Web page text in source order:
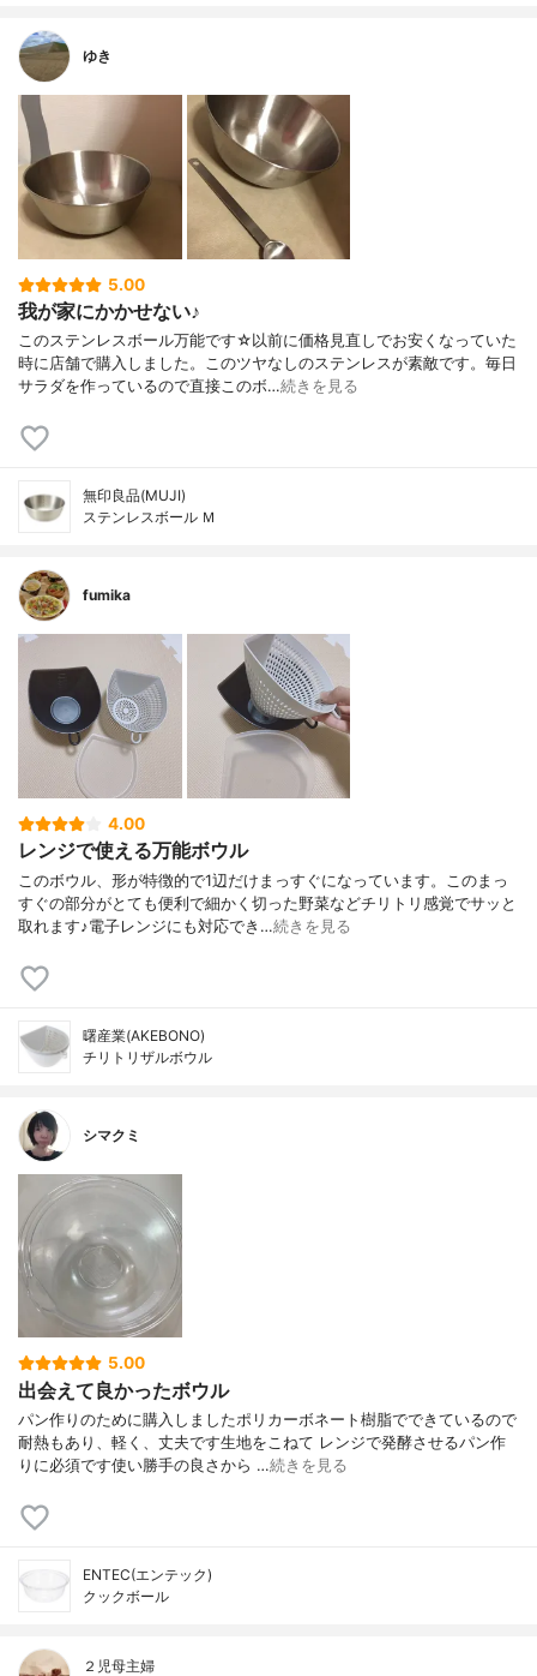
ゆき
5.00
我が家にかかせない♪
このステンレスボール万能です☆以前に価格見直しでお安くなっていた
時に店舗で購入しました。このツヤなしのステンレスが素敵です。毎日
サラダを作っているので直接このボ…続きを見る
無印良品(MUJI)
ステンレスボール Ｍ
fumika
4.00
レンジで使える万能ボウル
このボウル、形が特徴的で1辺だけまっすぐになっています。このまっ
すぐの部分がとても便利で細かく切った野菜などチリトリ感覚でサッと
取れます♪電子レンジにも対応でき…続きを見る
曙産業(AKEBONO)
チリトリザルボウル
シマクミ
5.00
出会えて良かったボウル
パン作りのために購入しましたポリカーボネート樹脂でできているので
耐熱もあり、軽く、丈夫です生地をこねて レンジで発酵させるパン作
りに必須です使い勝手の良さから …続きを見る
ENTEC(エンテック)
クックボール
２児母主婦